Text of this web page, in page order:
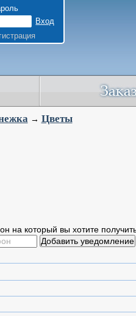
→ Цветы
на который вы хотите